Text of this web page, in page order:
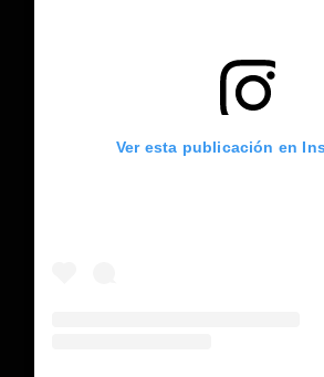
Ver esta publicación en